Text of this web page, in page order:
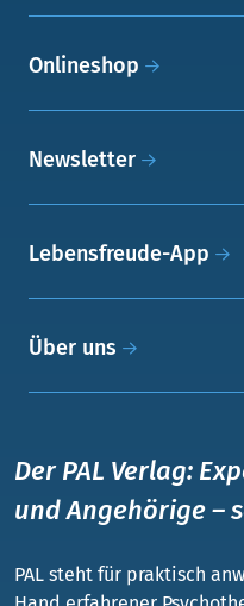
Onlineshop
Newsletter
Lebensfreude-App
Über uns
Der PAL Verlag:
und Angehörige –
PAL steht für praktisch